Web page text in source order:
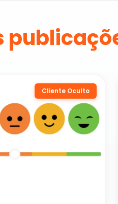
Cliente Oculto